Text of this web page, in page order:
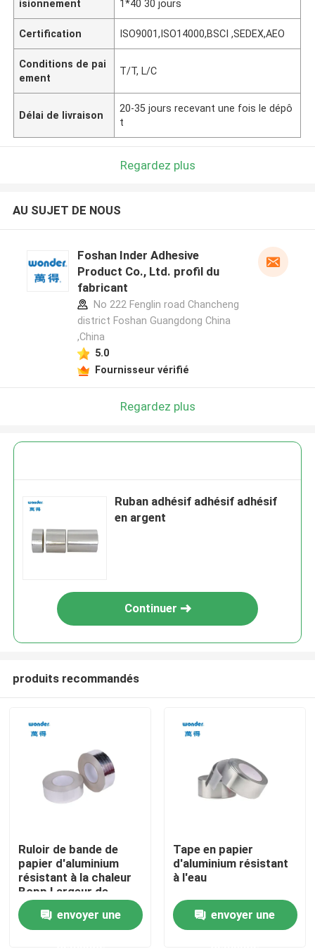
Maison
Produits
isionnement
1*40 30 jours
Certification ISO9001,ISO14000,BSCI ,SEDEX,AEO
Conditions de pai
ement
T/T, L/C
Délai de livraison
20-35 jours recevant une fois le dépô
t
Regardez plus
AU SUJET DE NOUS
Foshan Inder Adhesive
Product Co., Ltd. profil du
fabricant
No 222 Fenglin road Chancheng
district Foshan Guangdong China
,China
5.0
Fournisseur vérifié
Regardez plus
Ruban adhésif adhésif adhésif
en argent
Continuer
produits recommandés
Ruloir de bande de
papier d'aluminium
résistant à la chaleur
Bopp Largeur de
l'emballage 48 mm
envoyer une
Tape en papier
d'aluminium résistant
à l'eau
envoyer une